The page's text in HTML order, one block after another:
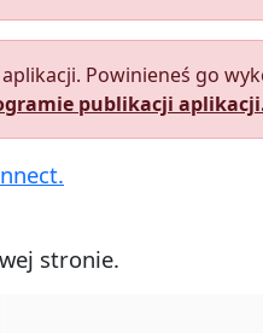
Powinieneś go
publikacji
stronie.